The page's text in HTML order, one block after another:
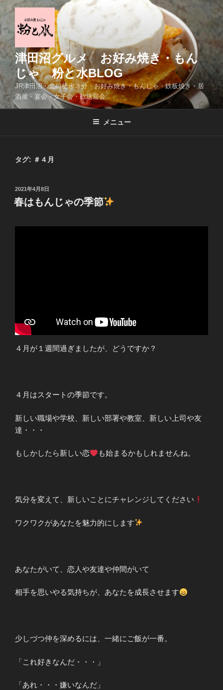
コ
テ
ン
ツ
ス
キ
ッ
津田沼グルメ お好み焼き・もん
じゃ 粉と水BLOG
JR津田沼・北口徒歩３分・お好み焼き・もんじゃ・鉄板焼き・居
酒屋・宴会・女子会・歓送迎会
メニュー
タグ: ＃４月
投
稿
日:
2021年4月8日
春はもんじゃの季節
４月が１週間過ぎましたが、どうですか？
４月はスタートの季節です。
新しい職場や学校、新しい部署や教室、新しい上司や友
達・・・
もしかしたら新しい恋 も始まるかもしれませんね。
気分を変えて、新しいことにチャレンジしてください
ワクワクがあなたを魅力的にします
あなたがいて、恋人や友達や仲間がいて
相手を思いやる気持ちが、あなたを成長させます
少しづつ仲を深めるには、一緒にご飯が一番。
「これ好きなんだ・・・」
「あれ・・・嫌いなんだ」